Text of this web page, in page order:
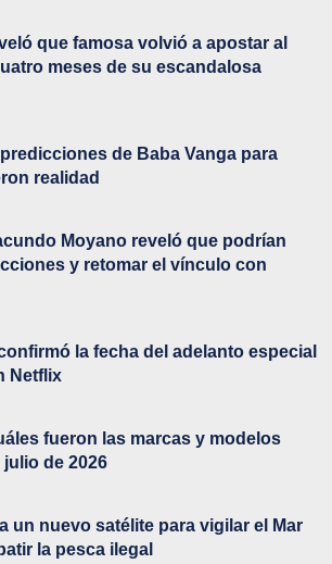
que famosa volvió a apostar al
meses de su escandalosa
de Baba Vanga para
realidad
Moyano reveló que podrían
y retomar el vínculo con
la fecha del adelanto especial
Netflix
fueron las marcas y modelos
de 2026
un nuevo satélite para vigilar el Mar
la pesca ilegal